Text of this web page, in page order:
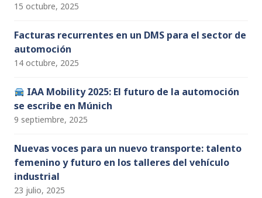
15 octubre, 2025
Facturas recurrentes en un DMS para el sector de
automoción
14 octubre, 2025
IAA Mobility 2025: El futuro de la automoción
se escribe en Múnich
9 septiembre, 2025
Nuevas voces para un nuevo transporte: talento
femenino y futuro en los talleres del vehículo
industrial
23 julio, 2025